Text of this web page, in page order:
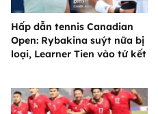
Hấp dẫn tennis Canadian
Open: Rybakina suýt nữa bị
loại, Learner Tien vào tứ kết